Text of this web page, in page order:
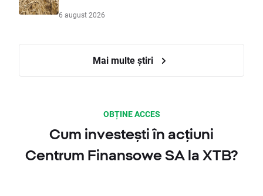
6 august 2026
Mai multe știri
OBȚINE ACCES
Cum investești în acțiuni
Centrum Finansowe SA la XTB?